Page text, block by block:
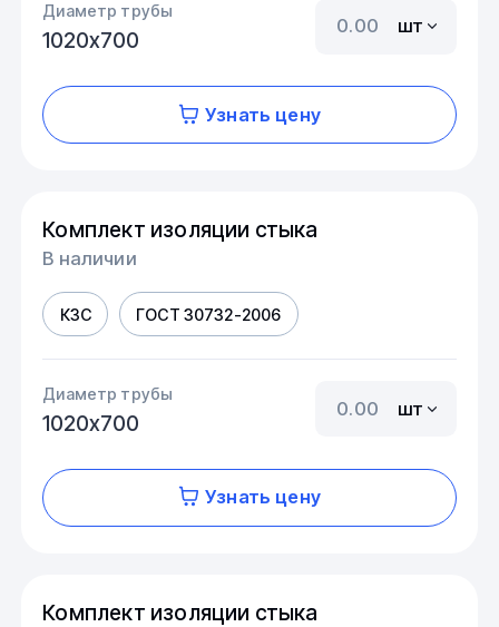
Диаметр трубы
1020х700
шт
Узнать цену
Комплект изоляции стыка
В наличии
КЗС ГОСТ 30732-2006
Диаметр трубы
1020х700
шт
Узнать цену
Комплект изоляции стыка